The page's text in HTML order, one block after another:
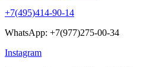
+7(495)414-90-14
WhatsApp: +7(977)275-00-34
Instagram